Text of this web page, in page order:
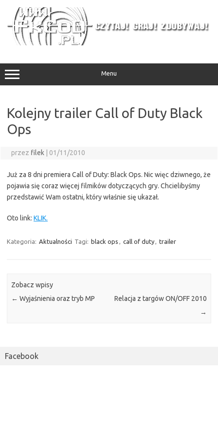
treści
Menu
Kolejny trailer Call of Duty Black
Ops
przez filek 01/11/2010
Już za 8 dni premiera Call of Duty: Black Ops. Nic więc dziwnego, że
pojawia się coraz więcej filmików dotyczących gry. Chcielibyśmy
przedstawić Wam ostatni, który właśnie się ukazał.
Oto link: KLIK.
Kategoria: Aktualności Tagi: black ops call of duty trailer
Zobacz wpisy
← Wyjaśnienia oraz tryb MP
Relacja z targów ON/OFF 2010
→
Facebook